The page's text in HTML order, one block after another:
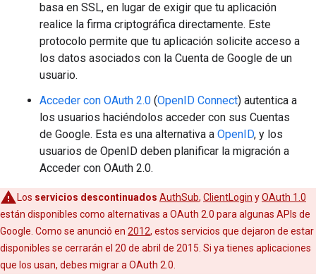
basa en SSL, en lugar de exigir que tu aplicación
realice la firma criptográfica directamente. Este
protocolo permite que tu aplicación solicite acceso a
los datos asociados con la Cuenta de Google de un
usuario.
Acceder con OAuth 2.0 (OpenID Connect) autentica a
los usuarios haciéndolos acceder con sus Cuentas
de Google. Esta es una alternativa a OpenID, y los
usuarios de OpenID deben planificar la migración a
Acceder con OAuth 2.0.
Los servicios descontinuados AuthSub, ClientLogin yOAuth 1.0
están disponibles como alternativas a OAuth 2.0 para algunas APIs de
Google. Como se anunció en 2012, estos servicios que dejaron de estar
disponibles se cerrarán el 20 de abril de 2015. Si ya tienes aplicaciones
que los usan, debes migrar a OAuth 2.0.